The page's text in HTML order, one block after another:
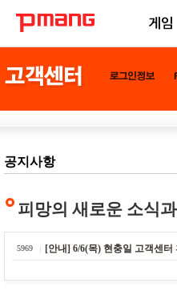
게임
공지사항
피망의 새로운 소식
5969 [안내] 6/6(목) 현충일 고객센터